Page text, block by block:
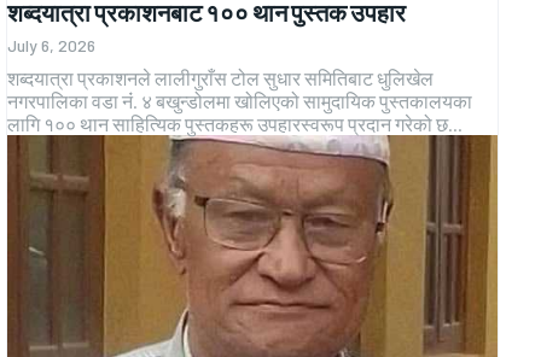
शब्दयात्रा प्रकाशनबाट १०० थान पुस्तक उपहार
July 6, 2026
शब्दयात्रा प्रकाशनले लालीगुराँस टोल सुधार समितिबाट धुलिखेल
नगरपालिका वडा नंं. ४ बखुन्डोलमा खोलिएको सामुदायिक पुस्तकालयका
लागि १०० थान साहित्यिक पुस्तकहरू उपहारस्वरूप प्रदान गरेको छ...